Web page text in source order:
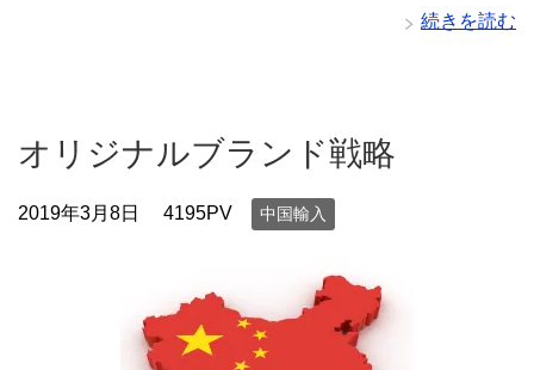
続きを読む
オリジナルブランド戦略
2019年3月8日 4195PV 中国輸入